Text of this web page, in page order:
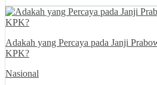
Adakah yang Percaya pada Janji
KPK?
Nasional